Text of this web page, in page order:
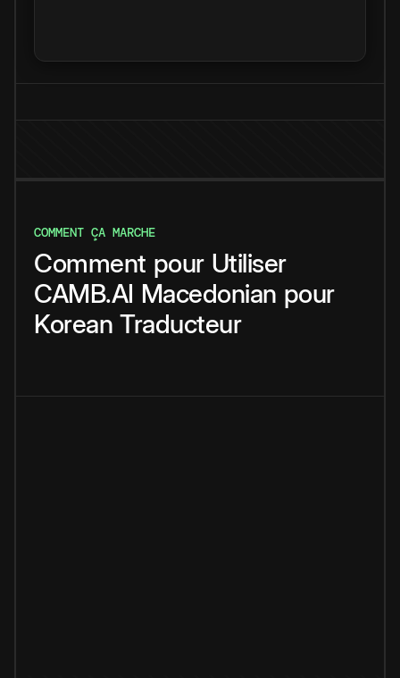
COMMENT ÇA MARCHE
Comment pour Utiliser
CAMB.AI Macedonian pour
Korean Traducteur